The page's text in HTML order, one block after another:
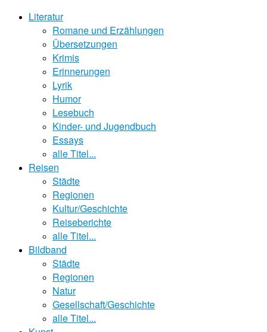
Literatur
Romane und Erzählungen
Übersetzungen
Krimis
Erinnerungen
Lyrik
Humor
Lesebuch
Kinder- und Jugendbuch
Essays
alle Titel...
Reisen
Städte
Regionen
Kultur/Geschichte
Reiseberichte
alle Titel...
Bildband
Städte
Regionen
Natur
Gesellschaft/Geschichte
alle Titel...